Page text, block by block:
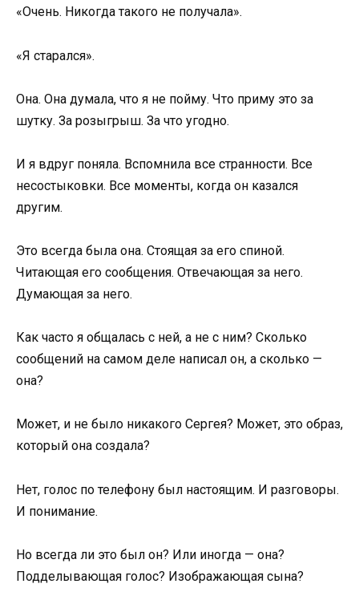
«Очень. Никогда такого не получала».
«Я старался».
Она. Она думала, что я не пойму. Что приму это за
шутку. За розыгрыш. За что угодно.
И я вдруг поняла. Вспомнила все странности. Все
несостыковки. Все моменты, когда он казался
другим.
Это всегда была она. Стоящая за его спиной.
Читающая его сообщения. Отвечающая за него.
Думающая за него.
Как часто я общалась с ней, а не с ним? Сколько
сообщений на самом деле написал он, а сколько —
она?
Может, и не было никакого Сергея? Может, это образ,
который она создала?
Нет, голос по телефону был настоящим. И разговоры.
И понимание.
Но всегда ли это был он? Или иногда — она?
Подделывающая голос? Изображающая сына?